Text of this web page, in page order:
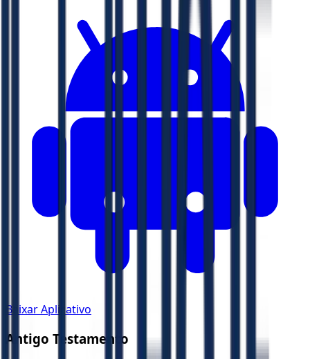
Baixar Aplicativo
Antigo Testamento